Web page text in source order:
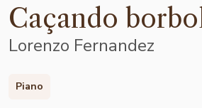
Caçando
Lorenzo Fernandez
Piano